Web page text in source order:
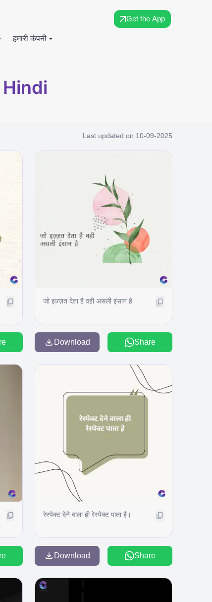
Get the App
हमारी कंपनी
Last updated on 10-09-2025
जो इज़्ज़त देता है वही असली इंसान है
Download Share
रेस्पेक्ट देने वाला ही रेस्पेक्ट पाता है।
Download Share